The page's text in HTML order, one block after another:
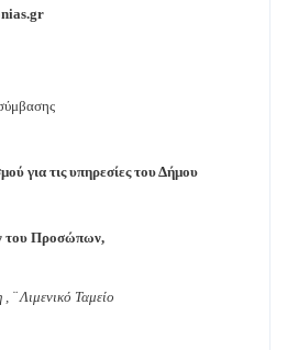
.gr
για τις υπηρεσίες του Δήμου
του Προσώπων,
, ¨Λιμενικό Ταμείο